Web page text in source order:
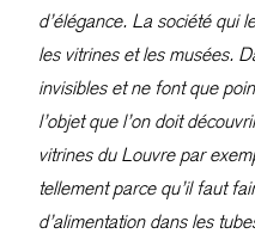
d’élégance. La société qui
les vitrines et les musées.
invisibles et ne font que
l’objet que l’on doit
vitrines du Louvre par
tellement parce qu’il faut
d’alimentation dans les